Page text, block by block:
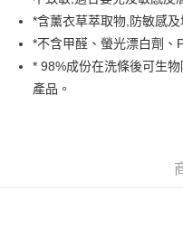
送貨方式
香港配送
每筆HK$55.00，滿
*含薰衣草萃取物,防敏感及
*不含甲醛、螢光漂白劑、
* 98%成份在洗條後可生
產品。